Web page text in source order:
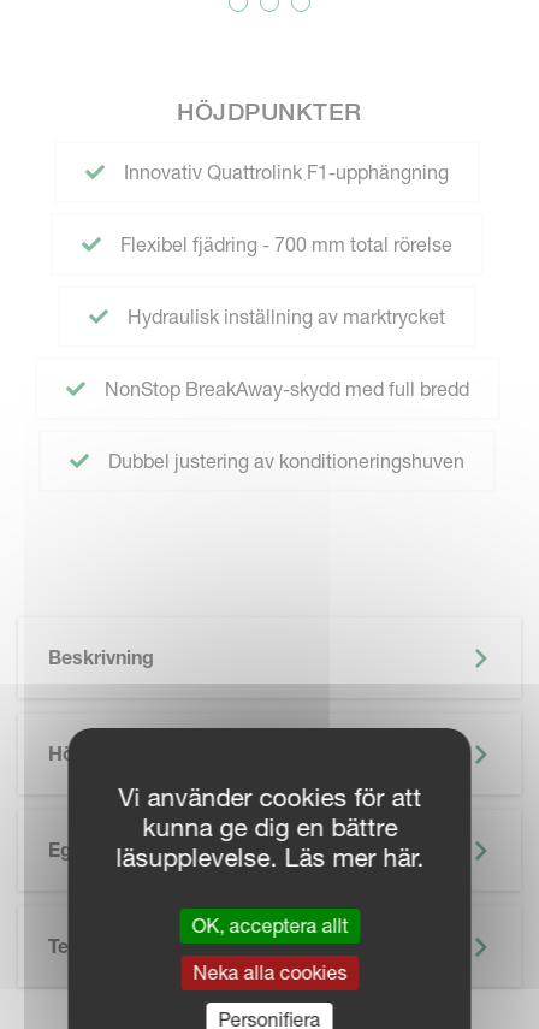
HÖJDPUNKTER
Innovativ Quattrolink F1-upphängning
Flexibel fjädring - 700 mm total rörelse
Hydraulisk inställning av marktrycket
NonStop BreakAway-skydd med full bredd
Dubbel justering av konditioneringshuven
Beskrivning
Höjdpunkter
Egenskaper
Teknisk Specifikation
Vi använder cookies för att
kunna ge dig en bättre
läsupplevelse. Läs mer här.
OK, acceptera allt
Neka alla cookies
Personifiera